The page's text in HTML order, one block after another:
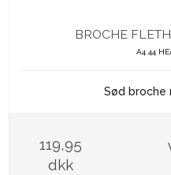
BROCHE
A4 44
Sød broche
119,95
dkk